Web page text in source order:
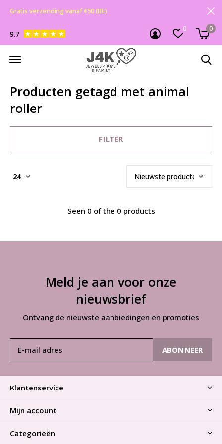
0 0
9.7
Gratis verzending vanaf €50 (BE)
Producten getagd met animal
roller
FILTER
Seen 0 of the 0 products
Meld je aan voor onze
nieuwsbrief
Ontvang de nieuwste aanbiedingen en promoties
ABONNEER
Klantenservice
Mijn account
Categorieën